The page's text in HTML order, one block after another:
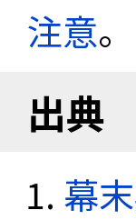
注意。
出典
幕